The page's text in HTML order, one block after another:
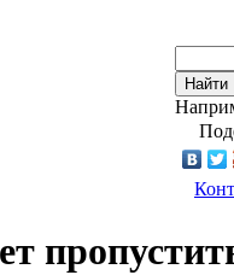
Найти